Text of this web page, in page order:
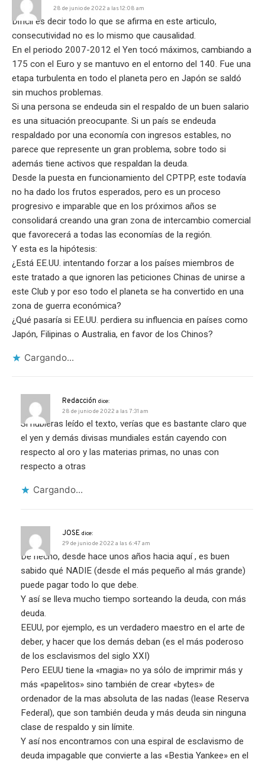
28 de junio de 2022 a las 12:08 am
Difícil es decir todo lo que se afirma en este articulo,
consecutividad no es lo mismo que causalidad.
En el periodo 2007-2012 el Yen tocó máximos, cambiando a
175 con el Euro y se mantuvo en el entorno del 140. Fue una
etapa turbulenta en todo el planeta pero en Japón se saldó
sin muchos problemas.
Si una persona se endeuda sin el respaldo de un buen salario
es una situación preocupante. Si un país se endeuda
respaldado por una economía con ingresos estables, no
parece que represente un gran problema, sobre todo si
además tiene activos que respaldan la deuda.
Desde la puesta en funcionamiento del CPTPP, este todavía
no ha dado los frutos esperados, pero es un proceso
progresivo e imparable que en los próximos años se
consolidará creando una gran zona de intercambio comercial
que favorecerá a todas las economías de la región.
Y esta es la hipótesis:
¿Está EE.UU. intentando forzar a los países miembros de
este tratado a que ignoren las peticiones Chinas de unirse a
este Club y por eso todo el planeta se ha convertido en una
zona de guerra económica?
¿Qué pasaría si EE.UU. perdiera su influencia en países como
Japón, Filipinas o Australia, en favor de los Chinos?
Cargando...
Redacción dice:
28 de junio de 2022 a las 7:31 am
Si hubieras leído el texto, verías que es bastante claro que
el yen y demás divisas mundiales están cayendo con
respecto al oro y las materias primas, no unas con
respecto a otras
Cargando...
JOSE dice:
29 de junio de 2022 a las 6:47 am
De hecho, desde hace unos años hacia aquí , es buen
sabido qué NADIE (desde el más pequeño al más grande)
puede pagar todo lo que debe.
Y así se lleva mucho tiempo sorteando la deuda, con más
deuda.
EEUU, por ejemplo, es un verdadero maestro en el arte de
deber, y hacer que los demás deban (es el más poderoso
de los esclavismos del siglo XXI)
Pero EEUU tiene la «magia» no ya sólo de imprimir más y
más «papelitos» sino también de crear «bytes» de
ordenador de la mas absoluta de las nadas (lease Reserva
Federal), que son también deuda y más deuda sin ninguna
clase de respaldo y sin límite.
Y así nos encontramos con una espiral de esclavismo de
deuda impagable que convierte a las «Bestia Yankee» en el